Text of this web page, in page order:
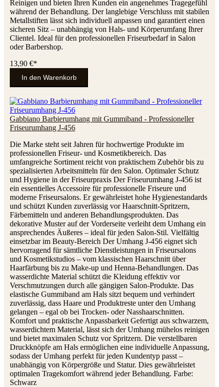
Reinigen und bieten Ihren Kunden ein angenehmes Tragegefühl
während der Behandlung. Der langlebige Verschluss mit stabilen
Metallstiften lässt sich individuell anpassen und garantiert einen
sicheren Sitz – unabhängig von Hals- und Körperumfang Ihrer
Clientel. Ideal für den professionellen Friseurbedarf in Salon
oder Barbershop.
13,90 €*
In den Warenkorb
Gabbiano Barbierumhang mit Gummiband - Professioneller
Friseurumhang J-456
Die Marke steht seit Jahren für hochwertige Produkte im
professionellen Friseur- und Kosmetikbereich. Das
umfangreiche Sortiment reicht von praktischem Zubehör bis zu
spezialisierten Arbeitsmitteln für den Salon. Optimaler Schutz
und Hygiene in der Friseurpraxis Der Friseurumhang J-456 ist
ein essentielles Accessoire für professionelle Friseure und
moderne Friseursalons. Er gewährleistet hohe Hygienestandards
und schützt Kunden zuverlässig vor Haarschnitt-Spritzern,
Färbemitteln und anderen Behandlungsprodukten. Das
dekorative Muster auf der Vorderseite verleiht dem Umhang ein
ansprechendes Äußeres – ideal für jeden Salon-Stil. Vielfältig
einsetzbar im Beauty-Bereich Der Umhang J-456 eignet sich
hervorragend für sämtliche Dienstleistungen in Friseursalons
und Kosmetikstudios – vom klassischen Haarschnitt über
Haarfärbung bis zu Make-up und Henna-Behandlungen. Das
wasserdichte Material schützt die Kleidung effektiv vor
Verschmutzungen durch alle gängigen Salon-Produkte. Das
elastische Gummiband am Hals sitzt bequem und verhindert
zuverlässig, dass Haare und Produktreste unter den Umhang
gelangen – egal ob bei Trocken- oder Nasshaarschnitten.
Komfort und praktische Anpassbarkeit Gefertigt aus schwarzem,
wasserdichtem Material, lässt sich der Umhang mühelos reinigen
und bietet maximalen Schutz vor Spritzern. Die verstellbaren
Druckknöpfe am Hals ermöglichen eine individuelle Anpassung,
sodass der Umhang perfekt für jeden Kundentyp passt –
unabhängig von Körpergröße und Statur. Dies gewährleistet
optimalen Tragekomfort während jeder Behandlung. Farbe:
Schwarz